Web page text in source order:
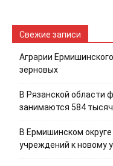
Свежие записи
Аграрии
зерновых
В Рязанской области
занимаются 584
В Ермишинском
учреждений к новому